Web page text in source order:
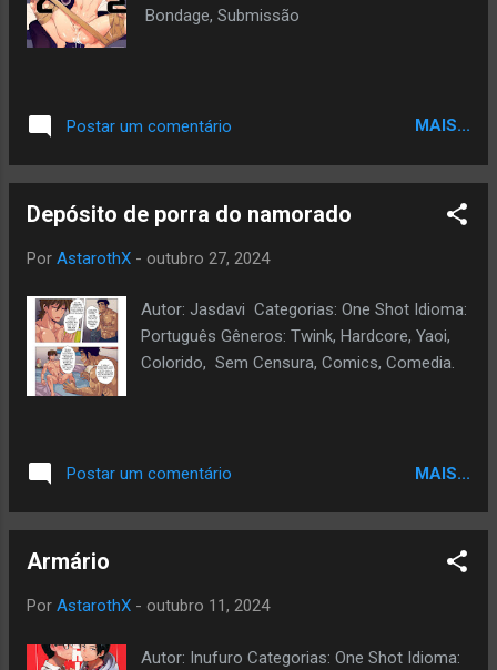
Bondage, Submissão
Postar um comentário MAIS...
Depósito de porra do namorado
Por AstarothX - outubro 27, 2024
Autor: Jasdavi Categorias: One Shot Idioma:
Português Gêneros: Twink, Hardcore, Yaoi,
Colorido, Sem Censura, Comics, Comedia.
Postar um comentário MAIS...
Armário
Por AstarothX - outubro 11, 2024
Autor: Inufuro Categorias: One Shot Idioma: